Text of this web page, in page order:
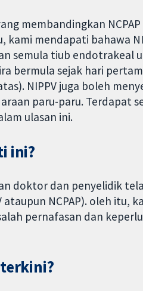
membandingkan NCPAP
kami mendapati bahawa
semula tiub endotrakeal
bermula sejak hari
NIPPV juga boleh
paru-paru. Terdapat
ulasan ini.
ini?
doktor dan penyelidik
NCPAP). oleh itu,
pernafasan dan